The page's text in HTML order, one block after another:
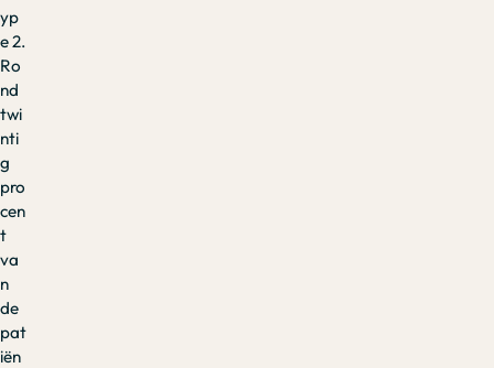
yp
e 2.
Ro
nd
twi
nti
g
pro
cen
t
va
n
de
pat
iën